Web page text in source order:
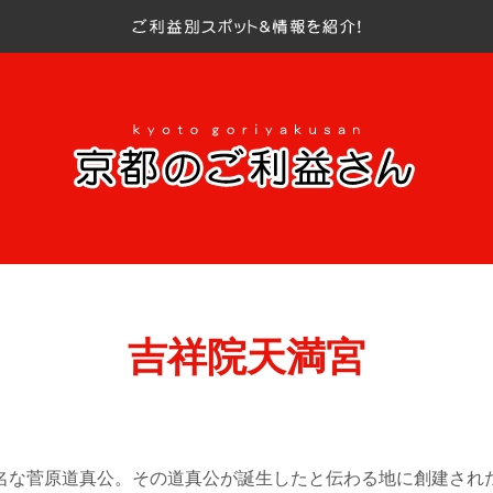
吉祥院天満宮
な菅原道真公。その道真公が誕生したと伝わる地に創建され